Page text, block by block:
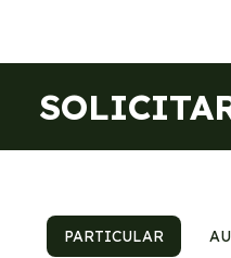
PARTICULAR